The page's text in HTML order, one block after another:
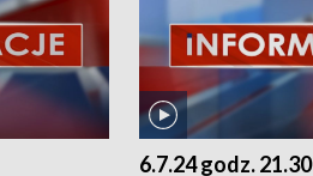
6.7.24 godz. 21.30